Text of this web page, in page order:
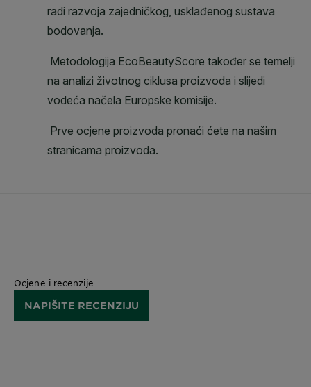
Ocjene i recenzije
NAPIŠITE RECENZIJU